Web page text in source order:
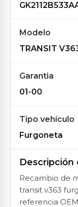
Modelo
TRANSIT
Garantia
01-00
Tipo vehículo
Furgoneta
Recambio de
transit v363
referencia